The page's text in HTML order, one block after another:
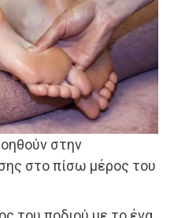
στην
στο πίσω μέρος του